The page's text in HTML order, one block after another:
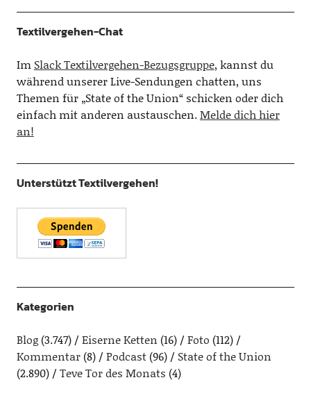
Textilvergehen-Chat
Im Slack Textilvergehen-Bezugsgruppe, kannst du
während unserer Live-Sendungen chatten, uns
Themen für „State of the Union“ schicken oder dich
einfach mit anderen austauschen.Melde dich hier
an!
Unterstützt Textilvergehen!
Kategorien
Blog(3.747) Eiserne Ketten (16) Foto (112)
Kommentar(8) Podcast(96)
State of the Union
(2.890)
Teve Tor des Monats (4)